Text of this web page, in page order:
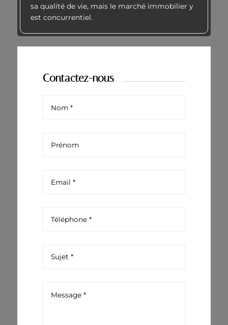
sa qualité de vie, mais le marché immobilier y
est concurrentiel.
Contactez-nous